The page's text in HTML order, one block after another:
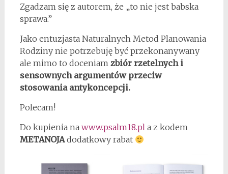
Zgadzam się z autorem, że „to nie jest babska
sprawa.”
Jako entuzjasta Naturalnych Metod Planowania
Rodziny nie potrzebuję być przekonanywany
ale mimo to doceniam zbiór rzetelnych i
sensownych argumentów przeciw
stosowania antykoncepcji.
Polecam!
Do kupienia na www.psalm18.pla z kodem
METANOJAdodatkowy rabat